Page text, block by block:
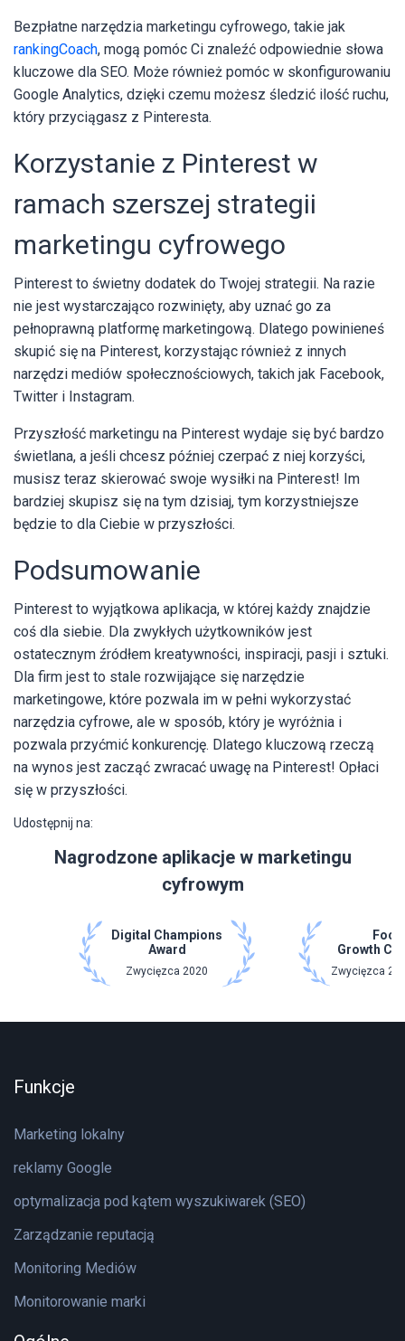
Bezpłatne narzędzia marketingu cyfrowego, takie jak
rankingCoach, mogą pomóc Ci znaleźć odpowiednie słowa
kluczowe dla SEO. Może również pomóc w skonfigurowaniu
Google Analytics, dzięki czemu możesz śledzić ilość ruchu,
który przyciągasz z Pinteresta.
Korzystanie z Pinterest w
ramach szerszej strategii
marketingu cyfrowego
Pinterest to świetny dodatek do Twojej strategii. Na razie
nie jest wystarczająco rozwinięty, aby uznać go za
pełnoprawną platformę marketingową. Dlatego powinieneś
skupić się na Pinterest, korzystając również z innych
narzędzi mediów społecznościowych, takich jak Facebook,
Twitter i Instagram.
Przyszłość marketingu na Pinterest wydaje się być bardzo
świetlana, a jeśli chcesz później czerpać z niej korzyści,
musisz teraz skierować swoje wysiłki na Pinterest! Im
bardziej skupisz się na tym dzisiaj, tym korzystniejsze
będzie to dla Ciebie w przyszłości.
Podsumowanie
Pinterest to wyjątkowa aplikacja, w której każdy znajdzie
coś dla siebie. Dla zwykłych użytkowników jest
ostatecznym źródłem kreatywności, inspiracji, pasji i sztuki.
Dla firm jest to stale rozwijające się narzędzie
marketingowe, które pozwala im w pełni wykorzystać
narzędzia cyfrowe, ale w sposób, który je wyróżnia i
pozwala przyćmić konkurencję. Dlatego kluczową rzeczą
na wynos jest zacząć zwracać uwagę na Pinterest! Opłaci
się w przyszłości.
Udostępnij na:
Nagrodzone aplikacje w marketingu
cyfrowym
Digital Champions
Award
Zwycięzca 2020
Growth
Zwycięzca
Funkcje
Marketing lokalny
reklamy Google
optymalizacja pod kątem wyszukiwarek (SEO)
Zarządzanie reputacją
Monitoring Mediów
Monitorowanie marki